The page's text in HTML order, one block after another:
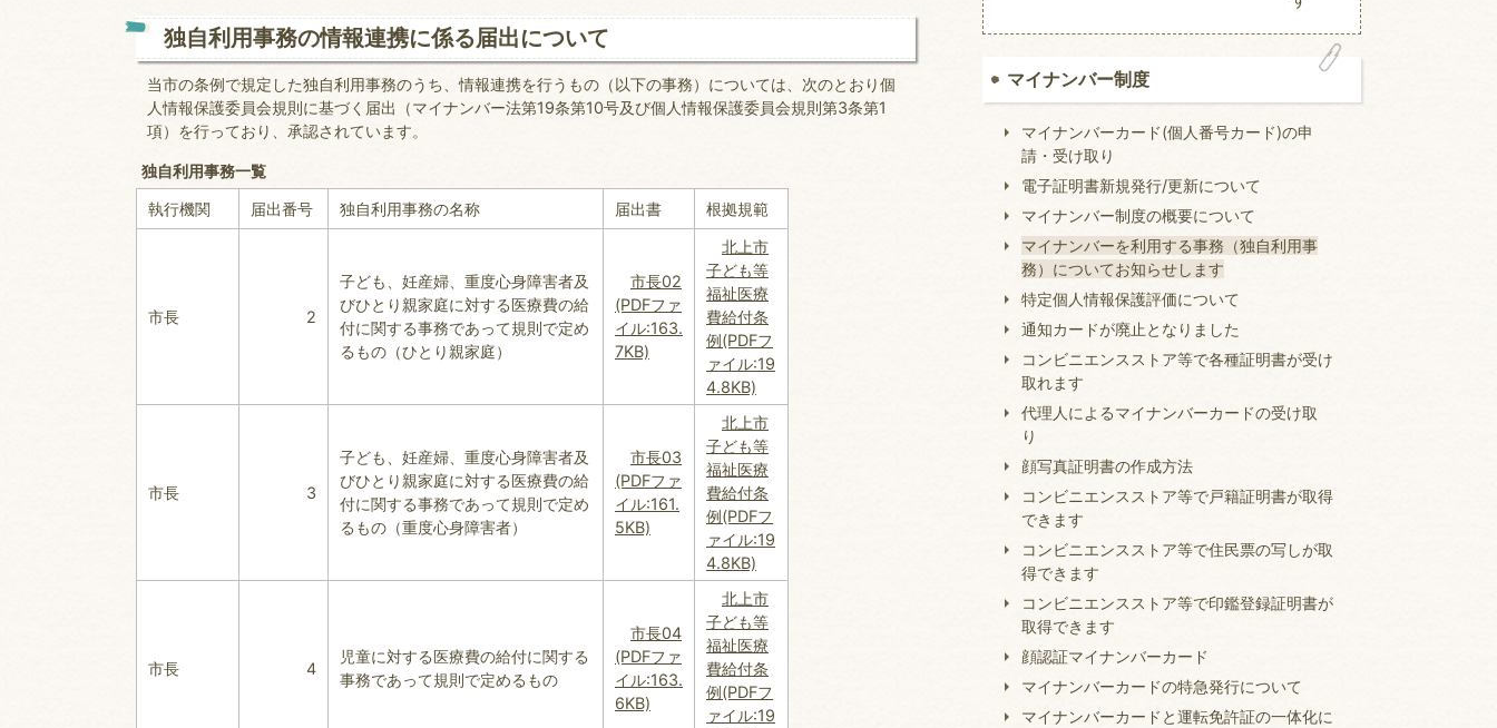
独自利用事務の情報連携に係る届出について
当市の条例で規定した独自利用事務のうち、情報連携を行うもの（以下の事務）については、次のとおり個
人情報保護委員会規則に基づく届出（マイナンバー法第19条第10号及び個人情報保護委員会規則第3条第1
項）を行っており、承認されています。
独自利用事務一覧
執行機関
届出番号 独自利用事務の名称 届出書 根拠規範
市長 2
子ども、妊産婦、重度心身障害者及
びひとり親家庭に対する医療費の給
付に関する事務であって規則で定め
るもの（ひとり親家庭）
市長02
(PDFファ
イル:163.
7KB)
北上市
子ども等
福祉医療
費給付条
例(PDFフ
ァイル:19
4.8KB)
市長 3
子ども、妊産婦、重度心身障害者及
びひとり親家庭に対する医療費の給
付に関する事務であって規則で定め
るもの（重度心身障害者）
市長03
(PDFファ
イル:161.
5KB)
北上市
子ども等
福祉医療
費給付条
例(PDFフ
ァイル:19
4.8KB)
市長 4
児童に対する医療費の給付に関する
事務であって規則で定めるもの
市長04
(PDFファ
イル:163.
6KB)
北上市
子ども等
福祉医療
費給付条
例(PDFフ
ァイル:19
マイナンバー制度
マイナンバーカード(個人番号カード)の申
請・受け取り
電子証明書新規発行/更新について
マイナンバー制度の概要について
マイナンバーを利用する事務（独自利用事
務）についてお知らせします
特定個人情報保護評価について
通知カードが廃止となりました
コンビニエンスストア等で各種証明書が受け
取れます
代理人によるマイナンバーカードの受け取
り
顔写真証明書の作成方法
コンビニエンスストア等で戸籍証明書が取得
できます
コンビニエンスストア等で住民票の写しが取
得できます
コンビニエンスストア等で印鑑登録証明書が
取得できます
顔認証マイナンバーカード
マイナンバーカードの特急発行について
マイナンバーカードと運転免許証の一体化に